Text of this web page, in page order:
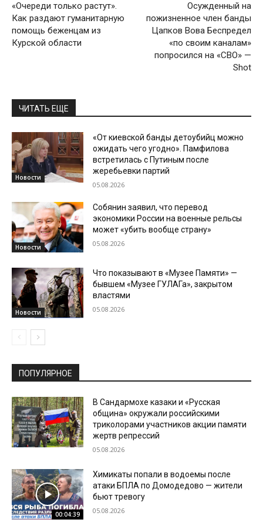
«Очереди только растут».
Как раздают гуманитарную
помощь беженцам из
Курской области
Осужденный на
пожизненное член банды
Цапков Вова Беспредел
«по своим каналам»
попросился на «СВО» —
Shot
ЧИТАТЬ ЕЩЕ
Новости
«От киевской банды детоубийц можно
ожидать чего угодно». Памфилова
встретилась с Путиным после
жеребьевки партий
05.08.2026
Новости
Собянин заявил, что перевод
экономики России на военные рельсы
может «убить вообще страну»
05.08.2026
Новости
Что показывают в «Музее Памяти» —
бывшем «Музее ГУЛАГа», закрытом
властями
05.08.2026
ПОПУЛЯРНОЕ
В Сандармохе казаки и «Русская
община» окружали российскими
триколорами участников акции памяти
жертв репрессий
05.08.2026
00:04:39
Химикаты попали в водоемы после
атаки БПЛА по Домодедово — жители
бьют тревогу
05.08.2026